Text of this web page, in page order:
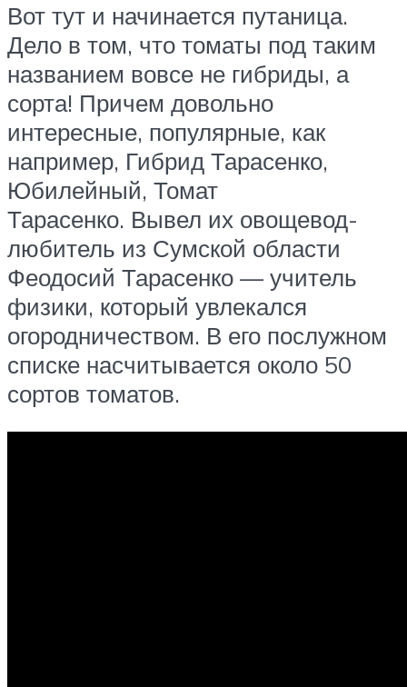
Вот тут и начинается путаница.
Дело в том, что томаты под таким
названием вовсе не гибриды, а
сорта! Причем довольно
интересные, популярные, как
например, Гибрид Тарасенко,
Юбилейный, Томат
Тарасенко. Вывел их овощевод-
любитель из Сумской области
Феодосий Тарасенко — учитель
физики, который увлекался
огородничеством. В его послужном
списке насчитывается около 50
сортов томатов.